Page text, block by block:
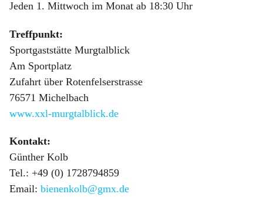
Jeden 1. Mittwoch im Monat ab 18:30 Uhr
Treffpunkt:
Sportgaststätte Murgtalblick
Am Sportplatz
Zufahrt über Rotenfelserstrasse
76571 Michelbach
www.xxl-murgtalblick.de
Kontakt:
Günther Kolb
Tel.: +49 (0) 1728794859
Email: bienenkolb@gmx.de